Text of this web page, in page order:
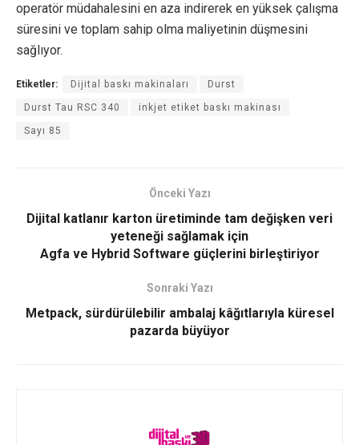
operatör müdahalesini en aza indirerek en yüksek çalışma
süresini ve toplam sahip olma maliyetinin düşmesini
sağlıyor.
Etiketler: Dijital baskı makinaları Durst
Durst Tau RSC 340 inkjet etiket baskı makinası
Sayı 85
Önceki Yazı
Dijital katlanır karton üretiminde tam değişken veri
yeteneği sağlamak için
Agfa ve Hybrid Software güçlerini birleştiriyor
Sonraki Yazı
Metpack, sürdürülebilir ambalaj kâğıtlarıyla küresel
pazarda büyüyor